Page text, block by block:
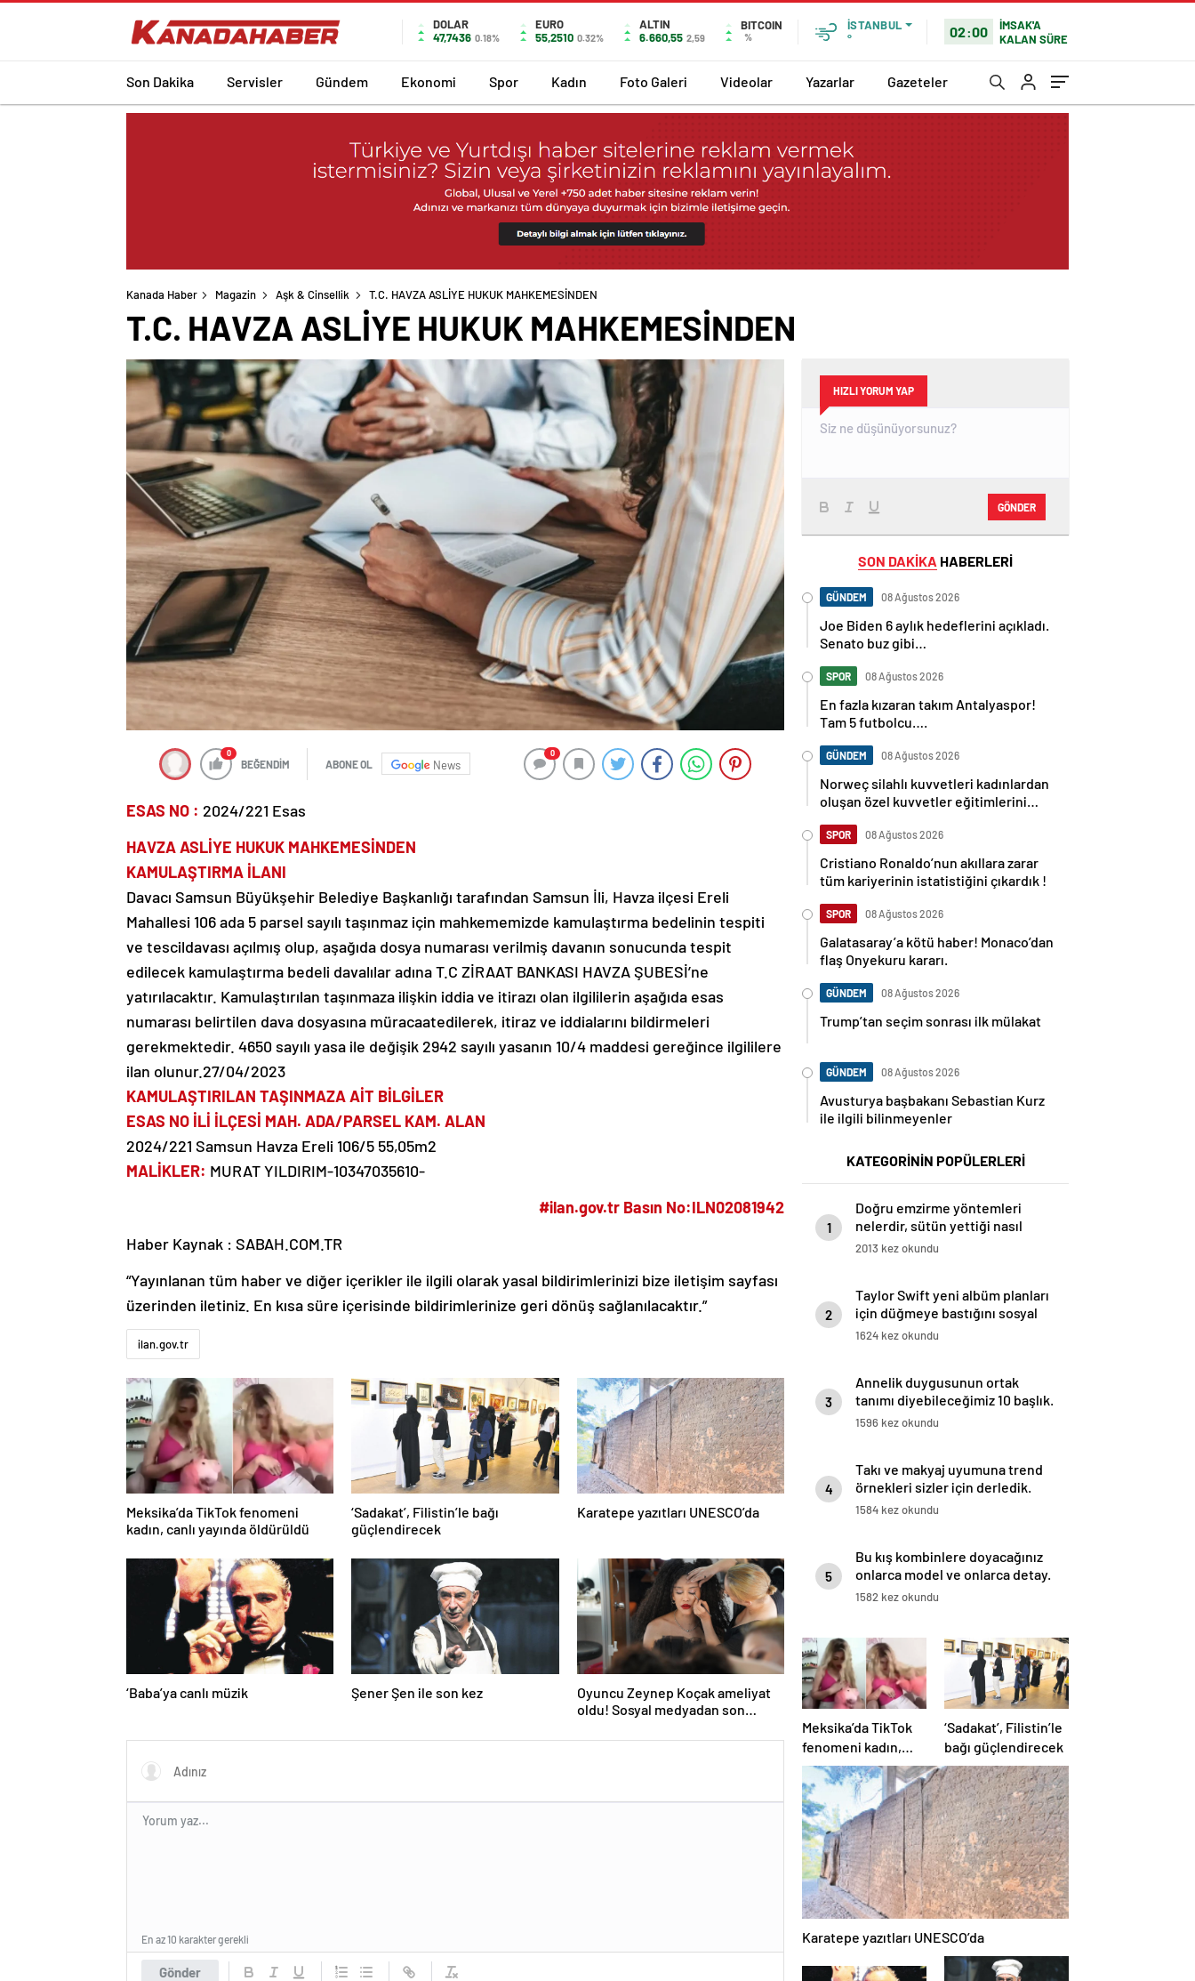
DOLAR
47,7436 0.18%
EURO
55,2510 0.32%
ALTIN
6.660,55 2,59
BITCOIN
%
İSTANBUL
°
02:00
İMSAK'A
KALAN SÜRE
Son Dakika Servisler Gündem Ekonomi Spor Kadın Foto Galeri Videolar Yazarlar Gazeteler
Kanada Haber Magazin Aşk & Cinsellik T.C. HAVZA ASLİYE HUKUK MAHKEMESİNDEN
T.C. HAVZA ASLİYE HUKUK MAHKEMESİNDEN
0
BEĞENDİM ABONE OL News
0
ESAS NO : 2024/221 Esas
HAVZA ASLİYE HUKUK MAHKEMESİNDEN
KAMULAŞTIRMA İLANI
Davacı Samsun Büyükşehir Belediye Başkanlığı tarafından Samsun İli, Havza ilçesi Ereli
Mahallesi 106 ada 5 parsel sayılı taşınmaz için mahkememizde kamulaştırma bedelinin tespiti
ve tescildavası açılmış olup, aşağıda dosya numarası verilmiş davanın sonucunda tespit
edilecek kamulaştırma bedeli davalılar adına T.C ZİRAAT BANKASI HAVZA ŞUBESİ’ne
yatırılacaktır. Kamulaştırılan taşınmaza ilişkin iddia ve itirazı olan ilgililerin aşağıda esas
numarası belirtilen dava dosyasına müracaatedilerek, itiraz ve iddialarını bildirmeleri
gerekmektedir. 4650 sayılı yasa ile değişik 2942 sayılı yasanın 10/4 maddesi gereğince ilgililere
ilan olunur.27/04/2023
KAMULAŞTIRILAN TAŞINMAZA AİT BİLGİLER
ESAS NO İLİ İLÇESİ MAH. ADA/PARSEL KAM. ALAN
2024/221 Samsun Havza Ereli 106/5 55,05m2
MALİKLER: MURAT YILDIRIM-10347035610-
#ilan.gov.tr Basın No:ILN02081942
Haber Kaynak : SABAH.COM.TR
“Yayınlanan tüm haber ve diğer içerikler ile ilgili olarak yasal bildirimlerinizi bize iletişim sayfası
üzerinden iletiniz. En kısa süre içerisinde bildirimlerinize geri dönüş sağlanılacaktır.”
ilan.gov.tr
Meksika’da TikTok fenomeni
kadın, canlı yayında öldürüldü
‘Sadakat’, Filistin’le bağı
güçlendirecek
Karatepe yazıtları UNESCO’da
‘Baba’ya canlı müzik Şener Şen ile son kez
Oyuncu Zeynep Koçak ameliyat
oldu! Sosyal medyadan son
Gönder
En az 10 karakter gerekli
HIZLI YORUM YAP
GÖNDER
SON DAKİKA HABERLERİ
GÜNDEM 08 Ağustos 2026
Joe Biden 6 aylık hedeflerini açıkladı.
Senato buz gibi…
SPOR 08 Ağustos 2026
En fazla kızaran takım Antalyaspor!
Tam 5 futbolcu….
GÜNDEM 08 Ağustos 2026
Norweç silahlı kuvvetleri kadınlardan
oluşan özel kuvvetler eğitimlerini
SPOR 08 Ağustos 2026
Cristiano Ronaldo’nun akıllara zarar
tüm kariyerinin istatistiğini çıkardık !
SPOR 08 Ağustos 2026
Galatasaray’a kötü haber! Monaco’dan
flaş Onyekuru kararı.
GÜNDEM 08 Ağustos 2026
Trump’tan seçim sonrası ilk mülakat
GÜNDEM 08 Ağustos 2026
Avusturya başbakanı Sebastian Kurz
ile ilgili bilinmeyenler
KATEGORİNİN POPÜLERLERİ
1
Doğru emzirme yöntemleri
nelerdir, sütün yettiği nasıl
anlaşılır?
2013 kez okundu
2
Taylor Swift yeni albüm planları
için düğmeye bastığını sosyal
medyadan duyurdu!
1624 kez okundu
3
Annelik duygusunun ortak
tanımı diyebileceğimiz 10 başlık.
1596 kez okundu
4
Takı ve makyaj uyumuna trend
örnekleri sizler için derledik.
1584 kez okundu
5
Bu kış kombinlere doyacağınız
onlarca model ve onlarca detay.
1582 kez okundu
Meksika’da TikTok
fenomeni kadın,
canlı yayında
öldürüldü
‘Sadakat’, Filistin’le
bağı güçlendirecek
Karatepe yazıtları UNESCO’da